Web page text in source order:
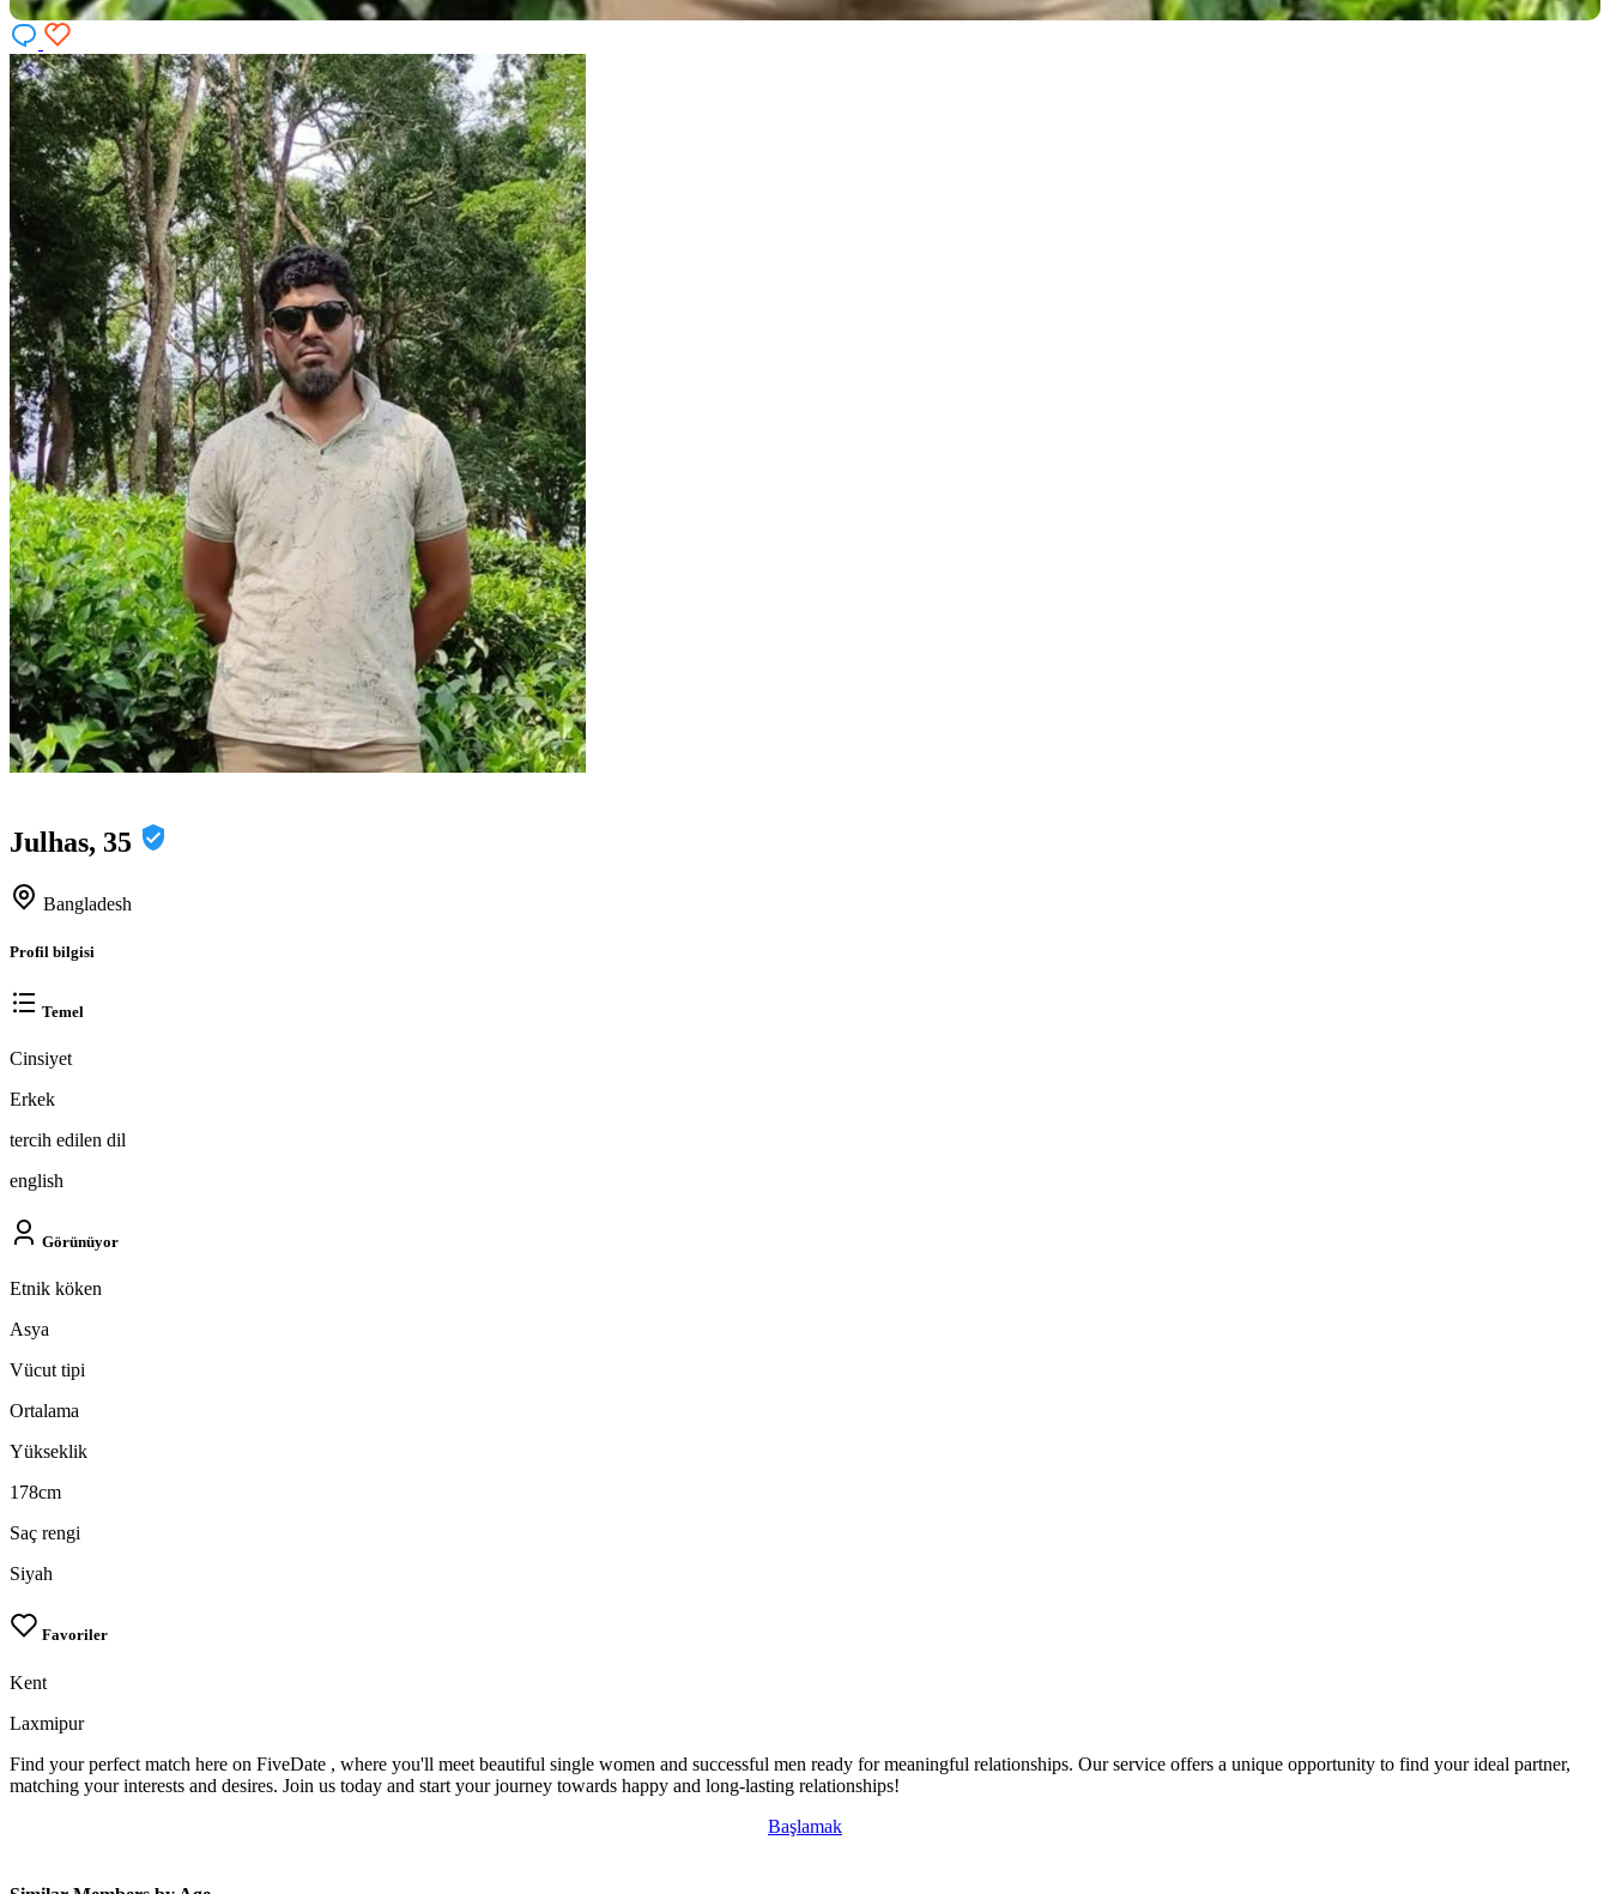
Julhas, 35
Bangladesh
Profil bilgisi
Temel
Cinsiyet
Erkek
tercih edilen dil
english
Görünüyor
Etnik köken
Asya
Vücut tipi
Ortalama
Yükseklik
178cm
Saç rengi
Siyah
Favoriler
Kent
Laxmipur
Find your perfect match here on FiveDate , where you'll meet beautiful single women and successful men ready for meaningful relationships. Our service offers a unique opportunity to find your ideal partner,
matching your interests and desires. Join us today and start your journey towards happy and long-lasting relationships!
Başlamak